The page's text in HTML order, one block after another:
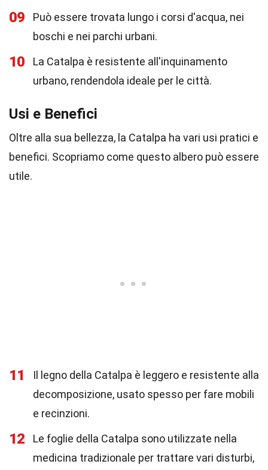
09
Può essere trovata lungo i corsi d'acqua, nei
boschi e nei parchi urbani.
10
La Catalpa è resistente all'inquinamento
urbano, rendendola ideale per le città.
Usi e Benefici
Oltre alla sua bellezza, la Catalpa ha vari usi pratici e
benefici. Scopriamo come questo albero può essere
utile.
11
Il legno della Catalpa è leggero e resistente alla
decomposizione, usato spesso per fare mobili
e recinzioni.
12
Le foglie della Catalpa sono utilizzate nella
medicina tradizionale per trattare vari disturbi,